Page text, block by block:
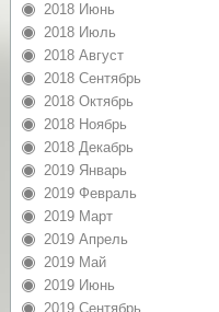
2018 Июнь
2018 Июль
2018 Август
2018 Сентябрь
2018 Октябрь
2018 Ноябрь
2018 Декабрь
2019 Январь
2019 Февраль
2019 Март
2019 Апрель
2019 Май
2019 Июнь
2019 Сентябрь